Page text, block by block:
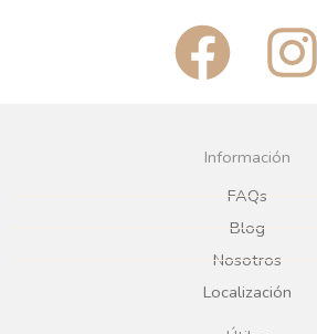
F
a
c
e
b
I
n
Información
FAQs
Blog
Nosotros
Localización